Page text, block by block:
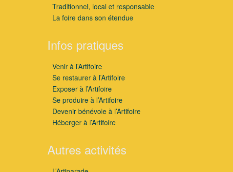
Traditionnel, local et responsable
La foire dans son étendue
Infos pratiques
Venir à l’Artifoire
Se restaurer à l’Artifoire
Exposer à l’Artifoire
Se produire à l’Artifoire
Devenir bénévole à l’Artifoire
Héberger à l’Artifoire
Autres activités